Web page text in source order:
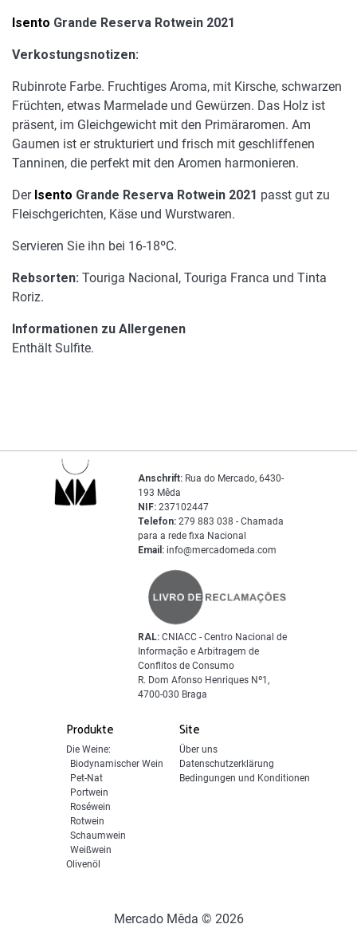
Isento Grande Reserva Rotwein 2021
Verkostungsnotizen:
Rubinrote Farbe. Fruchtiges Aroma, mit Kirsche, schwarzen
Früchten, etwas Marmelade und Gewürzen. Das Holz ist
präsent, im Gleichgewicht mit den Primäraromen. Am
Gaumen ist er strukturiert und frisch mit geschliffenen
Tanninen, die perfekt mit den Aromen harmonieren.
Der Isento Grande Reserva Rotwein 2021 passt gut zu
Fleischgerichten, Käse und Wurstwaren.
Servieren Sie ihn bei 16-18ºC.
Rebsorten: Touriga Nacional, Touriga Franca und Tinta
Roriz.
Informationen zu Allergenen
Enthält Sulfite.
Produkte
Die Weine:
Biodynamischer Wein
Pet-Nat
Portwein
Roséwein
Rotwein
Schaumwein
Weißwein
Olivenöl
Site
Über uns
Datenschutzerklärung
Bedingungen und Konditionen
Anschrift: Rua do Mercado, 6430-
193 Mêda
NIF: 237102447
Telefon: 279 883 038 - Chamada
para a rede fixa Nacional
Email: info@mercadomeda.com
RAL: CNIACC - Centro Nacional de
Informação e Arbitragem de
Conflitos de Consumo
R. Dom Afonso Henriques Nº1,
4700-030 Braga
Mercado Mêda © 2026